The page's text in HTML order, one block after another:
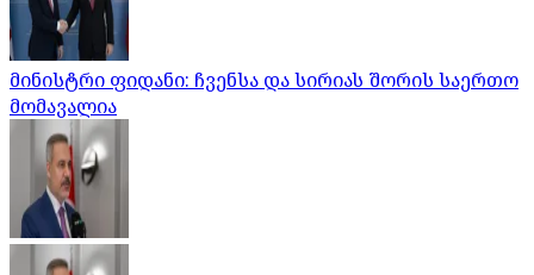
მინისტრი ფიდანი: ჩვენსა და სირიას შორის საერთო
მომავალია